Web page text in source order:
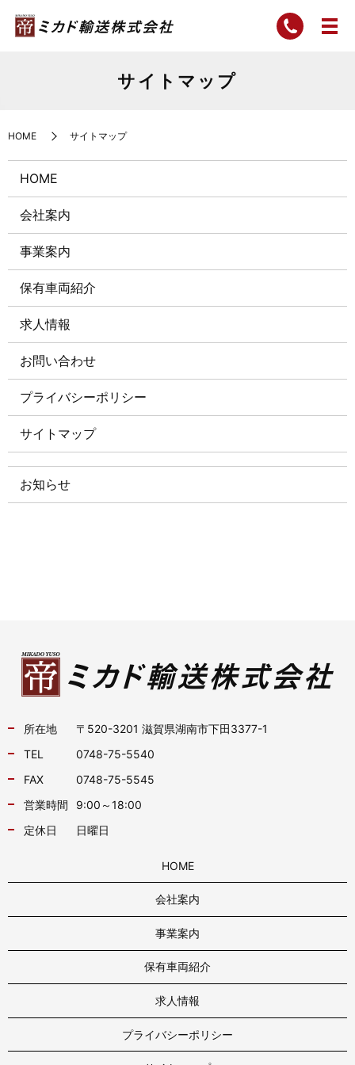
サイトマップ
HOME サイトマップ
HOME
会社案内
事業案内
保有車両紹介
求人情報
お問い合わせ
プライバシーポリシー
サイトマップ
お知らせ
所在地
〒520-3201 滋賀県湖南市下田3377-1
TEL
0748-75-5540
FAX
0748-75-5545
営業時間
9:00～18:00
定休日
日曜日
HOME
会社案内
事業案内
保有車両紹介
求人情報
プライバシーポリシー